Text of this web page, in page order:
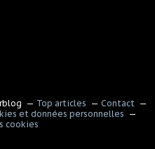
Top articles
Contact
et données personnelles
cookies